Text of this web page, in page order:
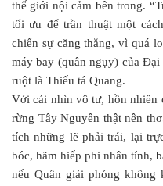
thế giới nội cảm bên trong.
tối ưu để trần thuật một
chiến sự căng thẳng, vì quá
máy bay (quân ngụy) của
ruột là Thiếu tá Quang.
Với cái nhìn vô tư, hồn nhiên
rừng Tây Nguyên thật nên
tích những lẽ phải trái, lại
bóc, hãm hiếp phi nhân tính,
nếu Quân giải phóng